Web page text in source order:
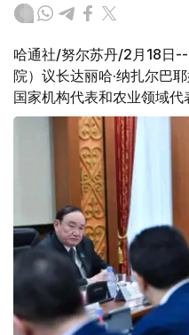
哈通社/努尔苏丹/2月18日
院）议长达丽哈·纳扎尔巴
国家机构代表和农业领域代